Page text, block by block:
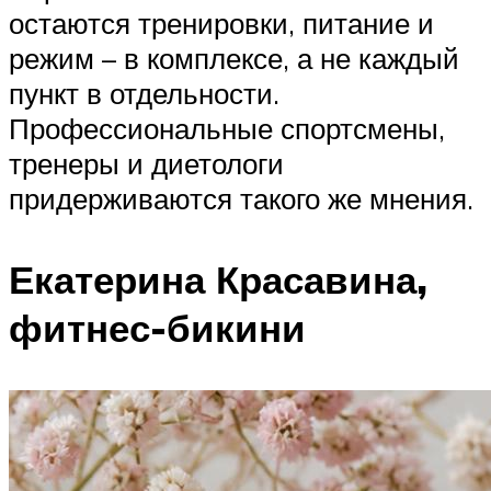
остаются тренировки, питание и
режим – в комплексе, а не каждый
пункт в отдельности.
Профессиональные спортсмены,
тренеры и диетологи
придерживаются такого же мнения.
Екатерина Красавина,
фитнес-бикини